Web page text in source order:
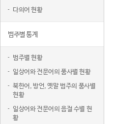
다의어 현황
범주별 통계
범주별 현황
일상어와 전문어의 품사별 현황
북한어, 방언, 옛말 범주의 품사별
현황
일상어와 전문어의 음절 수별 현
황